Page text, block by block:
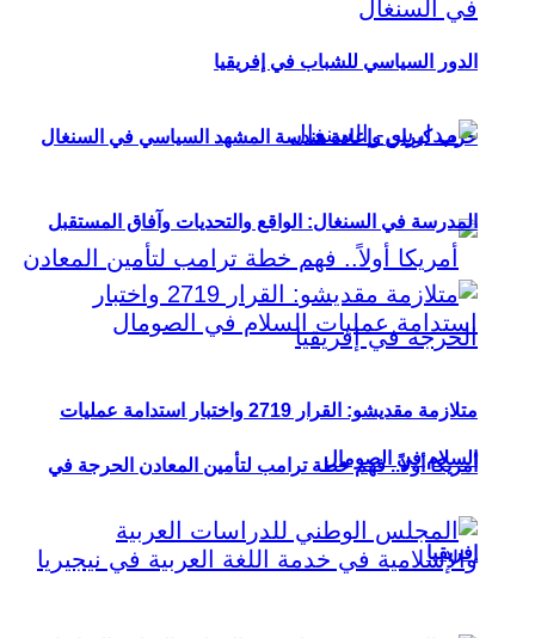
حزب كيراي وإعادة هندسة المشهد السياسي في السنغال
أمريكا أولاً.. فهم خطة ترامب لتأمين المعادن الحرجة في
إفريقيا
الدور السياسي للشباب في إفريقيا
المدرسة في السنغال: الواقع والتحديات وآفاق المستقبل
متلازمة مقديشو: القرار 2719 واختبار استدامة عمليات
السلام في الصومال